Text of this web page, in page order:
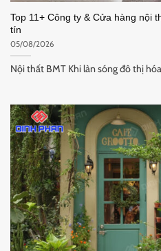
Top 11+ Công ty & Cửa hàng nội
tín
05/08/2026
Nội thất BMT Khi làn sóng đô thị